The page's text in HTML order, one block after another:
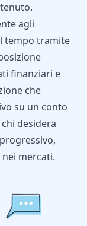
agli
tempo tramite
finanziari e
che
su un conto
desidera
mercati.